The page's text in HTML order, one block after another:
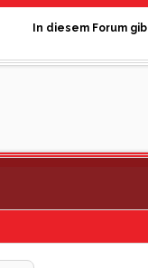
In diesem Forum